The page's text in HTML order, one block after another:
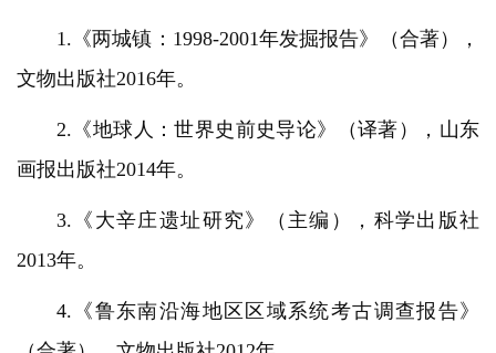
1.《两城镇：1998-2001年发掘报告》（合著），
文物出版社2016年。
2.《地球人：世界史前史导论》（译著），山东
画报出版社2014年。
3.《大辛庄遗址研究》（主编），科学出版社
2013年。
4.《鲁东南沿海地区区域系统考古调查报告》